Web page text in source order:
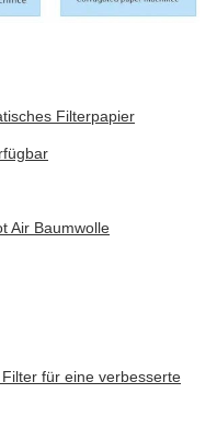
Filterpapier
Air Baumwolle
für eine verbesserte